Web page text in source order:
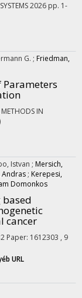
2026 pp. 1-
G. ; Friedman,
IN
Istvan ; Mersich,
Andras ; Kerepesi,
Domonkos
cancer
Paper: 1612303 , 9
URL